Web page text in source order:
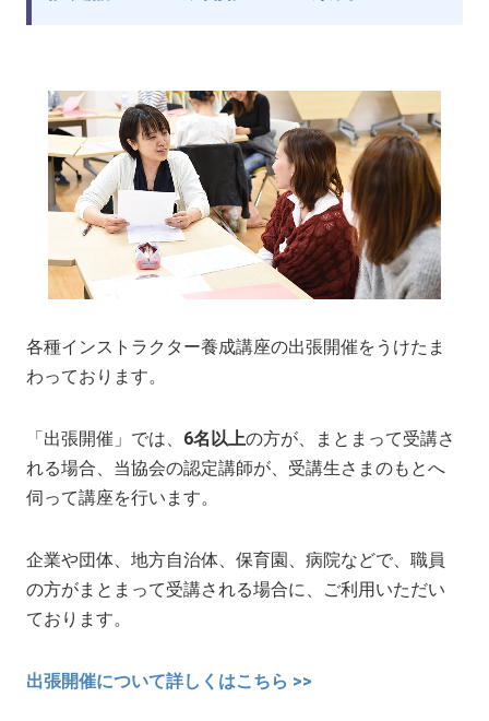
各種インストラクター養成講座の出張開催をうけたま
わっております。
「出張開催」では、 6名以上の方が、まとまって受講さ
れる場合、当協会の認定講師が、受講生さまのもとへ
伺って講座を行います。
企業や団体、地方自治体、保育園、病院などで、職員
の方がまとまって受講される場合に、ご利用いただい
ております。
出張開催について詳しくはこちら >>